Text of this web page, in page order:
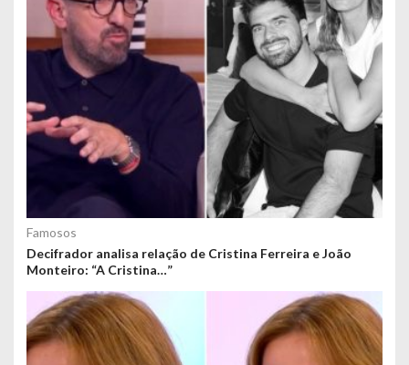
Famosos
Decifrador analisa relação de Cristina Ferreira e João
Monteiro: “A Cristina…”